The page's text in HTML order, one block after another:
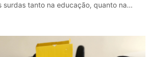
surdas tanto na educação, quanto na